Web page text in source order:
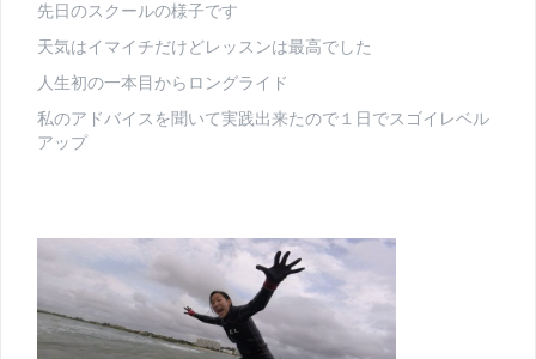
先日のスクールの様子です
天気はイマイチだけどレッスンは最高でした
人生初の一本目からロングライド
私のアドバイスを聞いて実践出来たので１日でスゴイレベル
アップ